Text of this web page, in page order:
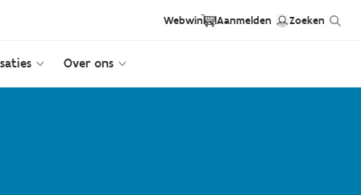
Header
first
WebwinkelUser
Aanmelden Zoeken
Over ons